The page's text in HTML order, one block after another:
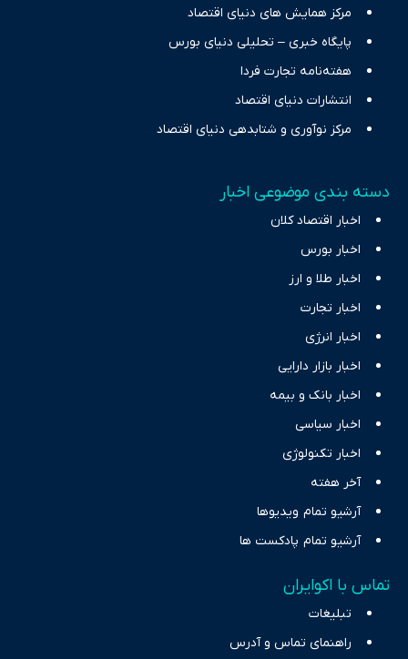
مرکز همایش های دنیای اقتصاد
پایگاه خبری – تحلیلی دنیای بورس
هفته‌نامه تجارت فردا
انتشارات دنیای اقتصاد
مرکز نوآوری و شتابدهی دنیای اقتصاد
دسته بندی موضوعی اخبار
اخبار اقتصاد کلان
اخبار بورس
اخبار طلا و ارز
اخبار تجارت
اخبار انرژی
اخبار بازار دارایی
اخبار بانک و بیمه
اخبار سیاسی
اخبار تکنولوژی
آخر هفته
آرشیو تمام ویدیوها
آرشیو تمام پادکست ها
تماس با اکوایران
تبلیغات
راهنمای تماس و آدرس